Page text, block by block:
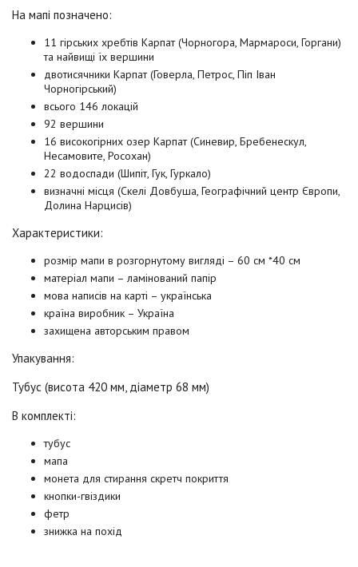
На мапі позначено:
11 гірських хребтів Карпат (Чорногора, Мармароси, Горгани)
та найвищі їх вершини
двотисячники Карпат (Говерла, Петрос, Піп Іван
Чорногірський)
всього 146 локацій
92 вершини
16 високогірних озер Карпат (Синевир, Бребенескул,
Несамовите, Росохан)
22 водоспади (Шипіт, Гук, Гуркало)
визначні місця (Скелі Довбуша, Географічний центр Європи,
Долина Нарцисів)
Характеристики:
розмір мапи в розгорнутому вигляді – 60 см *40 см
матеріал мапи – ламінований папір
мова написів на карті – українська
країна виробник – Україна
захищена авторським правом
Упакування:
Тубус (висота 420 мм, діаметр 68 мм)
В комплекті:
тубус
мапа
монета для стирання скретч покриття
кнопки-гвіздики
фетр
знижка на похід